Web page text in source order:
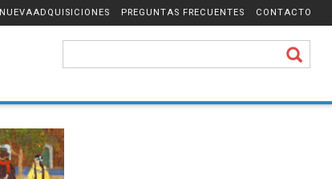
ADQUISICIONES PREGUNTAS FRECUENTES CONTACTO